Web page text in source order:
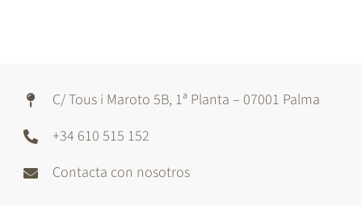
C/ Tous i Maroto 5B, 1ª Planta – 07001 Palma
+34 610 515 152
Contacta con nosotros